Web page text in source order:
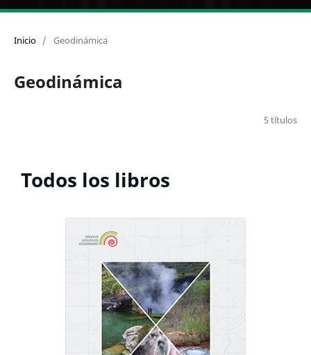
Inicio / Geodinámica
Geodinámica
5 títulos
Todos los libros